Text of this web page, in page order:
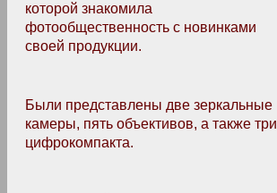
которой знакомила
фотообщественность с новинками
своей продукции.
Были представлены две зеркальные
камеры, пять объективов, а также три
цифрокомпакта.